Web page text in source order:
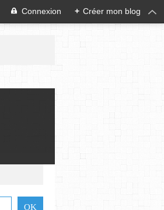
Connexion + Créer mon blog